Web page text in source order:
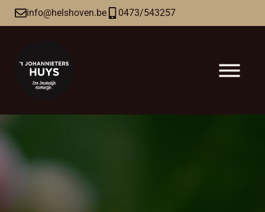
info@helshoven.be 0473/543257